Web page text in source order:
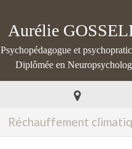
Aurélie
Psychopédagogue et
Diplômée en
Réchauffement